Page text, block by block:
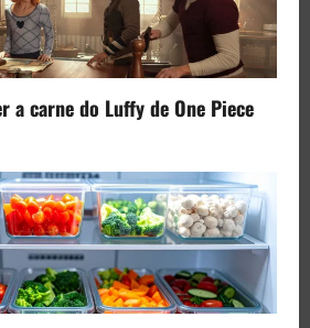
a carne do Luffy de One Piece